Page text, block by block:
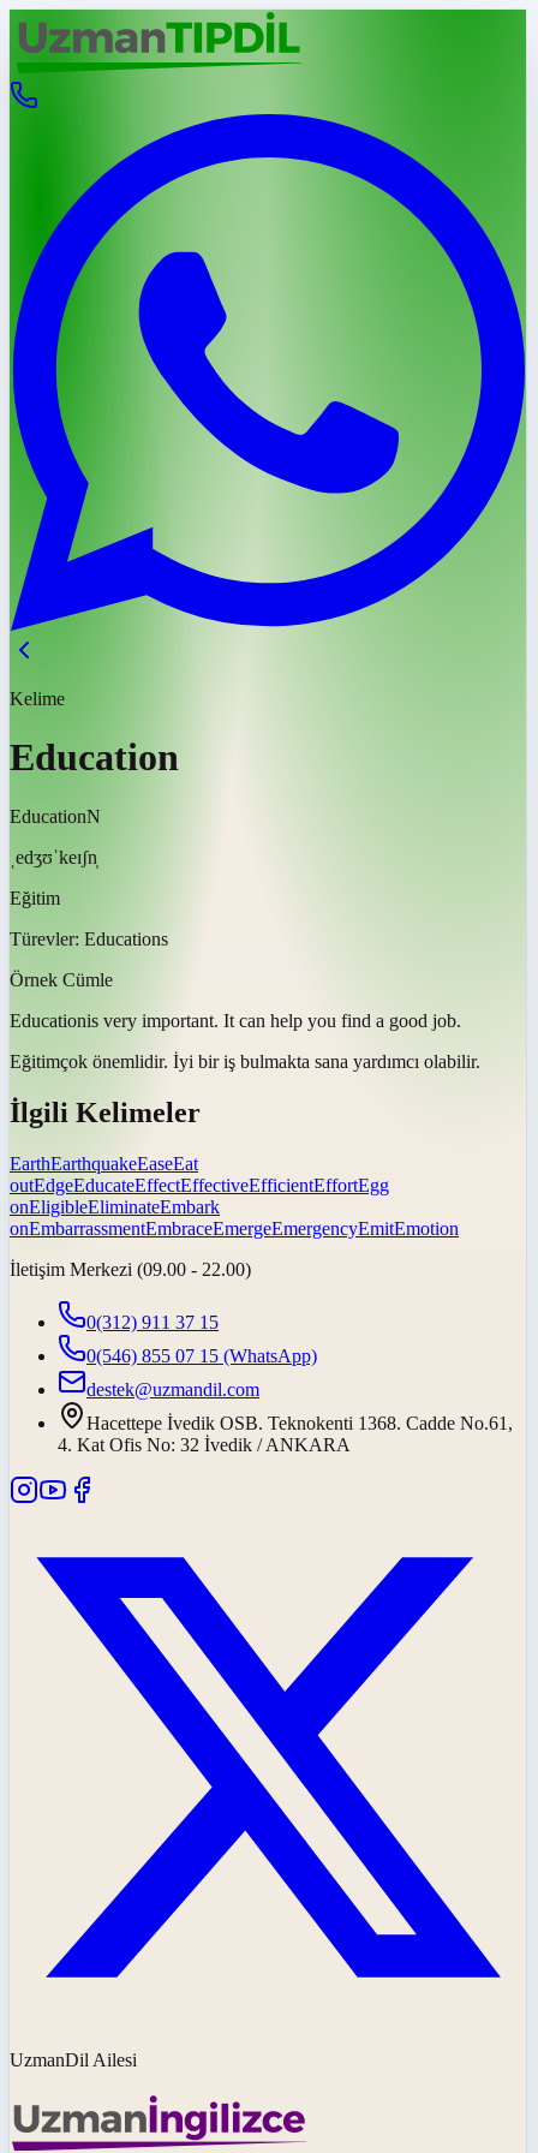
Kelime
Education
EducationN
ˌedʒʊˈkeɪʃn̩
Eğitim
Türevler: Educations
Örnek Cümle
Educationis very important. It can help you find a good job.
Eğitimçok önemlidir. İyi bir iş bulmakta sana yardımcı olabilir.
İlgili Kelimeler
EarthEarthquakeEaseEat
outEdgeEducateEffectEffectiveEfficientEffortEgg
onEligibleEliminateEmbark
onEmbarrassmentEmbraceEmergeEmergencyEmitEmotion
İletişim Merkezi (09.00 - 22.00)
0(312) 911 37 15
0(546) 855 07 15 (WhatsApp)
destek@uzmandil.com
Hacettepe İvedik OSB. Teknokenti 1368. Cadde No.61,
4. Kat Ofis No: 32 İvedik / ANKARA
UzmanDil Ailesi